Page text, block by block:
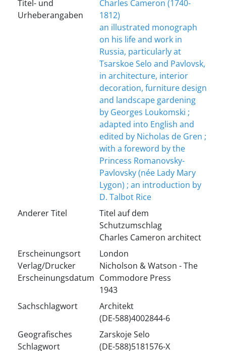
Titel- und
Urheberangaben
Charles Cameron (1740-
1812)
an illustrated monograph
on his life and work in
Russia, particularly at
Tsarskoe Selo and Pavlovsk,
in architecture, interior
decoration, furniture design
and landscape gardening
by Georges Loukomski ;
adapted into English and
edited by Nicholas de Gren ;
with a foreword by the
Princess Romanovsky-
Pavlovsky (née Lady Mary
Lygon) ; an introduction by
D. Talbot Rice
Anderer Titel
Titel auf dem
Schutzumschlag
Charles Cameron architect
Erscheinungsort
Verlag/Drucker
Erscheinungsdatum
London
Nicholson & Watson - The
Commodore Press
1943
Sachschlagwort
Architekt
(DE-588)4002844-6
Geografisches
Schlagwort
Zarskoje Selo
(DE-588)5181576-X